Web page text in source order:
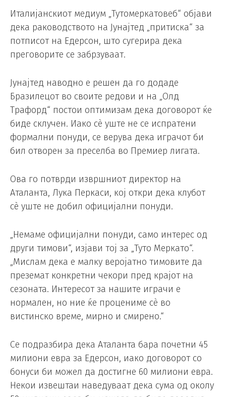
Италијанскиот медиум „Тутомеркатовеб“ објави
дека раководството на Јунајтед „притиска“ за
потписот на Едерсон, што сугерира дека
преговорите се забрзуваат.
Јунајтед наводно е решен да го додаде
Бразилецот во своите редови и на „Олд
Трафорд“ постои оптимизам дека договорот ќе
биде склучен. Иако сè уште не се испратени
формални понуди, се верува дека играчот би
бил отворен за преселба во Премиер лигата.
Ова го потврди извршниот директор на
Аталанта, Лука Перкаси, кој откри дека клубот
сè уште не добил официјални понуди.
„Немаме официјални понуди, само интерес од
други тимови“, изјави тој за „Туто Меркато“.
„Мислам дека е малку веројатно тимовите да
преземат конкретни чекори пред крајот на
сезоната. Интересот за нашите играчи е
нормален, но ние ќе процениме сè во
вистинско време, мирно и смирено.“
Се подразбира дека Аталанта бара почетни 45
милиони евра за Едерсон, иако договорот со
бонуси би можел да достигне 60 милиони евра.
Некои извештаи наведуваат дека сума од околу